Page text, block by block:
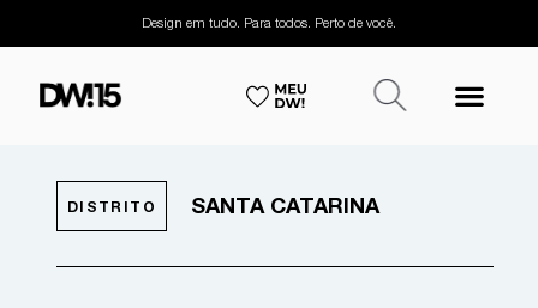
Design em tudo. Para todos. Perto de você.
DISTRITO SANTA CATARINA